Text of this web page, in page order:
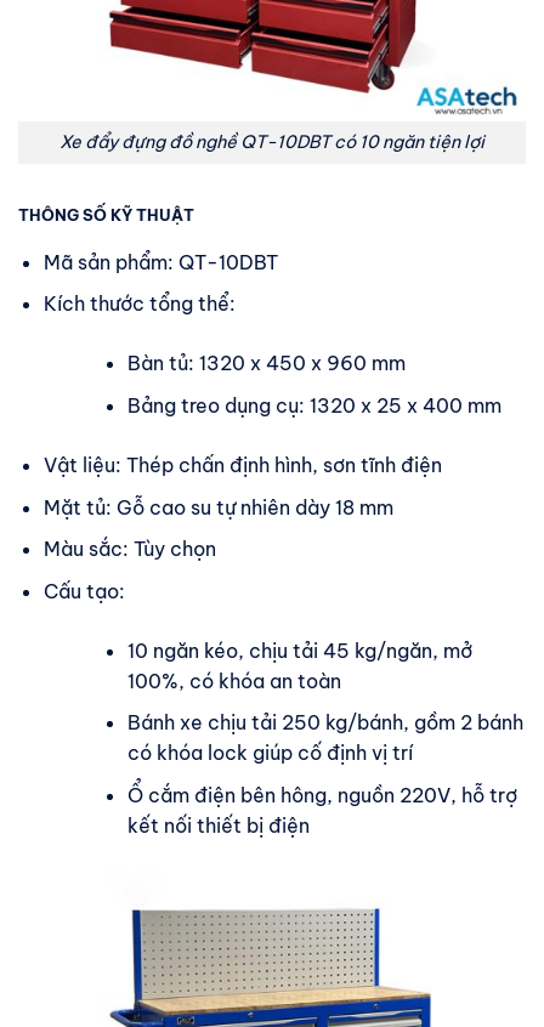
Xe đẩy đựng đồ nghề QT-10DBT có 10 ngăn tiện lợi
THÔNG SỐ KỸ THUẬT
Mã sản phẩm: QT-10DBT
Kích thước tổng thể:
Bàn tủ: 1320 x 450 x 960 mm
Bảng treo dụng cụ: 1320 x 25 x 400 mm
Vật liệu: Thép chấn định hình, sơn tĩnh điện
Mặt tủ: Gỗ cao su tự nhiên dày 18 mm
Màu sắc: Tùy chọn
Cấu tạo:
10 ngăn kéo, chịu tải 45 kg/ngăn, mở
100%, có khóa an toàn
Bánh xe chịu tải 250 kg/bánh, gồm 2 bánh
có khóa lock giúp cố định vị trí
Ổ cắm điện bên hông, nguồn 220V, hỗ trợ
kết nối thiết bị điện